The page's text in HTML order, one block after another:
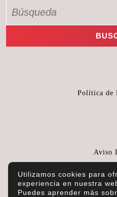
Política de
Aviso
Utilizamos cookies para
experiencia en nuestra
Puedes aprender más